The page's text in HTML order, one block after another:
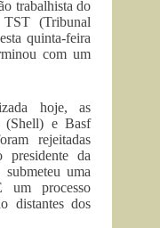
trabalhista do
(Tribunal
quinta-feira
com um
hoje, as
(Shell) e Basf
rejeitadas
presidente da
uma
um processo
distantes dos